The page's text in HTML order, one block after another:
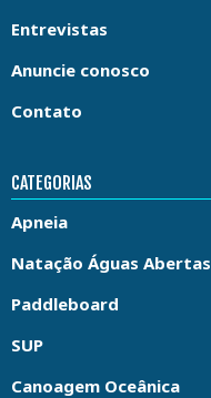
Entrevistas
Anuncie conosco
Contato
CATEGORIAS
Apneia
Natação Águas Abertas
Paddleboard
SUP
Canoagem Oceânica